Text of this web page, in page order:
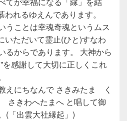
われるゆえんであります。
うことは幸魂奇魂というムス
いただいて霊止(ひと)すなわ
るからであります。 大神から
を感謝して大切に正しくこれ
えにちなんで さきみたま く
さきわへたまへ と唱して御
(「出雲大社縁起」)